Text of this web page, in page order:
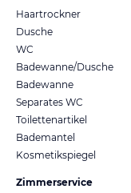
Haartrockner
Dusche
WC
Badewanne/Dusche
Badewanne
Separates WC
Toilettenartikel
Bademantel
Kosmetikspiegel
Zimmerservice